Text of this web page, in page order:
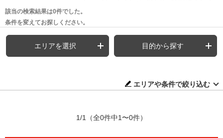
該当の検索結果は0件でした。
条件を変えてお探しください。
エリアを選択 目的から探す
エリアや条件で絞り込む
1/1 （全0件中1〜0件）